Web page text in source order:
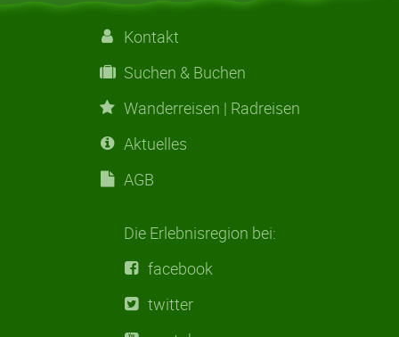
Kontakt
Suchen & Buchen
Wanderreisen | Radreisen
Aktuelles
AGB
Die Erlebnisregion bei:
facebook
twitter